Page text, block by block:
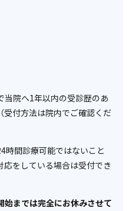
当院へ1年以内の受診歴のあ
付方法は院内でご確認くだ
時間診療可能ではないこと
応をしている場合は受付でき
までは完全にお休みさせて